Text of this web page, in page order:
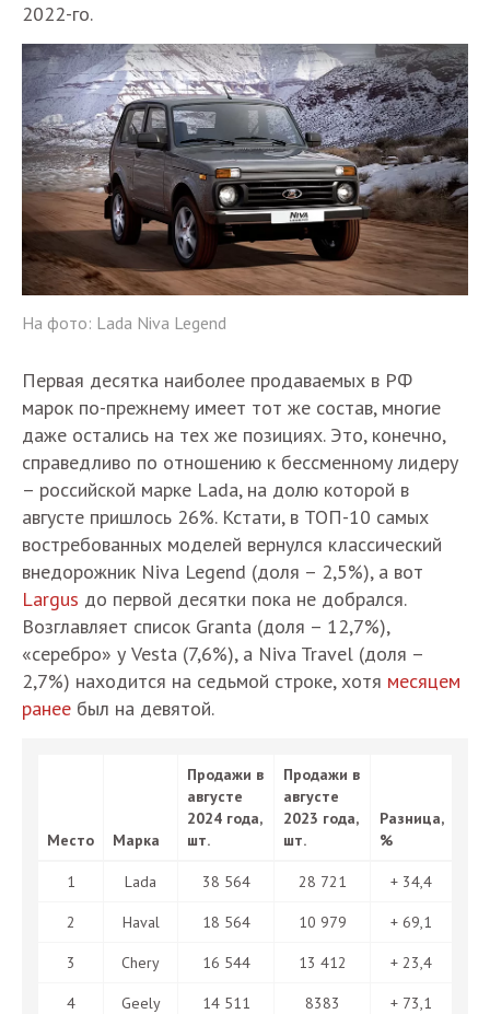
2022-го.
На фото: Lada Niva Legend
Первая десятка наиболее продаваемых в РФ
марок по-прежнему имеет тот же состав, многие
даже остались на тех же позициях. Это, конечно,
справедливо по отношению к бессменному лидеру
– российской марке Lada, на долю которой в
августе пришлось 26%. Кстати, в ТОП-10 самых
востребованных моделей вернулся классический
внедорожник Niva Legend (доля – 2,5%), а вот
Largus до первой десятки пока не добрался.
Возглавляет список Granta (доля – 12,7%),
«серебро» у Vesta (7,6%), а Niva Travel (доля –
2,7%) находится на седьмой строке, хотя месяцем
ранее был на девятой.
Место Марка
Продажи в
августе
2024 года,
шт.
Продажи в
августе
2023 года,
шт.
Разница,
%
1 Lada 38 564 28 721 + 34,4
2 Haval 18 564 10 979 + 69,1
3 Chery 16 544 13 412 + 23,4
4 Geely 14 511 8383 + 73,1